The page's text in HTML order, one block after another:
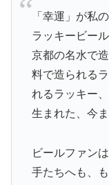
「幸運」が私
ラッキービール
京都の名水で
料で造られる
れるラッキー
生まれた、今
ビールファン
手たちへも、